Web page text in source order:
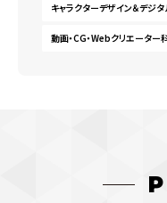
キャラクターデザイン＆デジ
動画・CG・Webクリエーター